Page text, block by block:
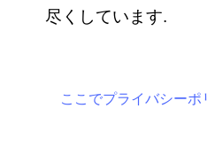
尽くしています.
ここでプライバシーポ